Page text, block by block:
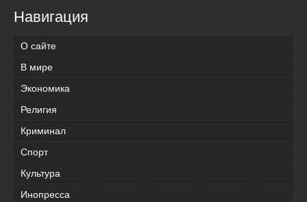
Навигация
О сайте
В мире
Экономика
Религия
Криминал
Спорт
Культура
Инопресса